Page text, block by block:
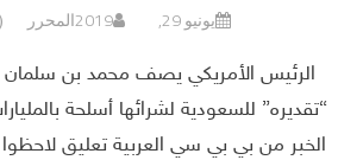
يونيو 29, 2019 المحرر
الرئيس الأمريكي يصف محمد بن
“تقديره” للسعودية لشرائها أسلحة
الخبر من بي بي سي العربية تعليق